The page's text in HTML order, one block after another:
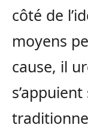
côté de
moyens
cause, il